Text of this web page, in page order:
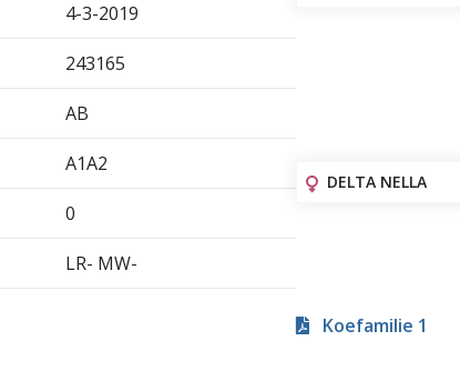
4-3-2019
243165
AB
A1A2
0
LR- MW-
DELTA NELLA
Koefamilie 1